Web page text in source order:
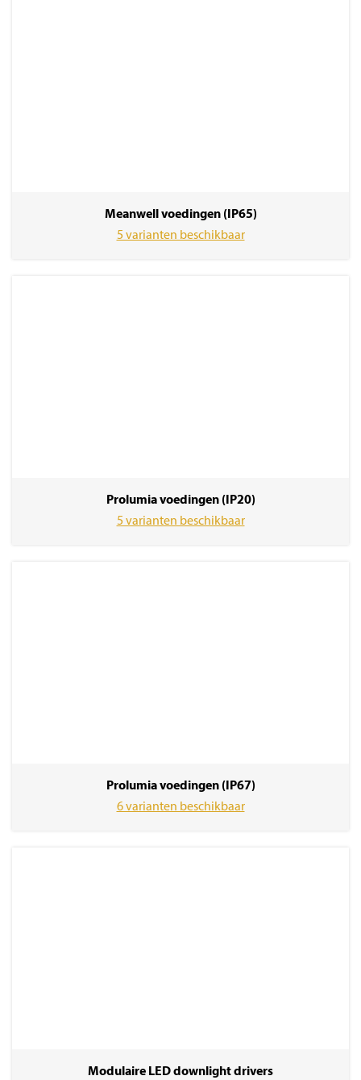
Meanwell voedingen (IP65)
5 varianten beschikbaar
Prolumia voedingen (IP20)
5 varianten beschikbaar
Prolumia voedingen (IP67)
6 varianten beschikbaar
Modulaire LED downlight drivers